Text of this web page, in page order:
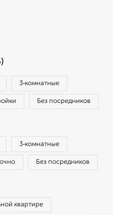
3‑комнатные
Без посредников
3‑комнатные
Без посредников
квартире